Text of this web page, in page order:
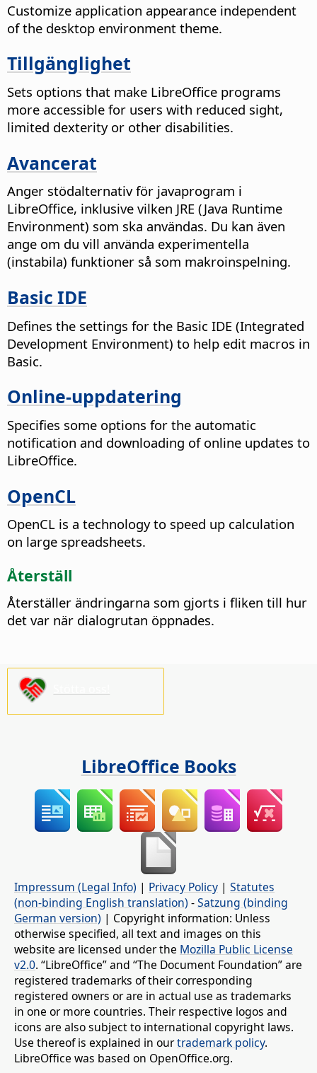
Customize application appearance independent
of the desktop environment theme.
Tillgänglighet
Sets options that make LibreOffice programs
more accessible for users with reduced sight,
limited dexterity or other disabilities.
Avancerat
Anger stödalternativ för javaprogram i
LibreOffice, inklusive vilken JRE (Java Runtime
Environment) som ska användas. Du kan även
ange om du vill använda experimentella
(instabila) funktioner så som makroinspelning.
Basic IDE
Defines the settings for the Basic IDE (Integrated
Development Environment) to help edit macros in
Basic.
Online-uppdatering
Specifies some options for the automatic
notification and downloading of online updates to
LibreOffice.
OpenCL
OpenCL is a technology to speed up calculation
on large spreadsheets.
Återställ
Återställer ändringarna som gjorts i fliken till hur
det var när dialogrutan öppnades.
LibreOffice Books
Impressum (Legal Info) | Privacy Policy | Statutes
(non-binding English translation) -Satzung (binding
German version) | Copyright information: Unless
otherwise specified, all text and images on this
website are licensed under the Mozilla Public License
v2.0. “LibreOffice” and “The Document Foundation” are
registered trademarks of their corresponding
registered owners or are in actual use as trademarks
in one or more countries. Their respective logos and
icons are also subject to international copyright laws.
Use thereof is explained in ourtrademark policy.
LibreOffice was based on OpenOffice.org.